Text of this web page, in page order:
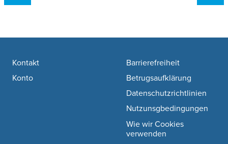
Footer navigation
Kontakt
Konto
Barrierefreiheit
Betrugsaufklärung
Datenschutzrichtlinien
Nutzunsgbedingungen
Wie wir Cookies
verwenden